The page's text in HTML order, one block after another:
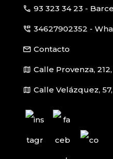
call 93 323 34 23 -
perm_phone_msg 34627902352 -
email Contacto
map Calle Provenza,
map Calle Velázquez,